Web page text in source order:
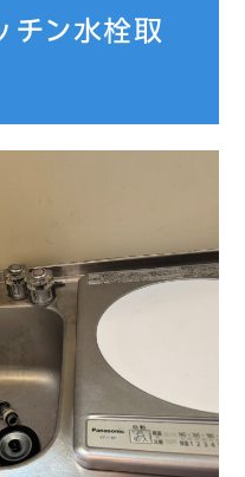
チン水栓取